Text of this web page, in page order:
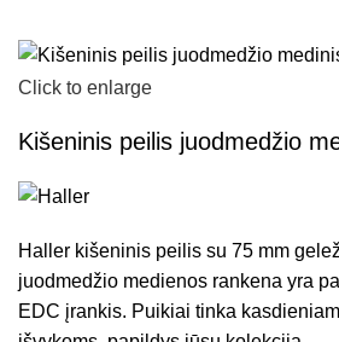
Click to enlarge
Kišeninis peilis juodmedžio
Haller kišeninis peilis su 75 mm
juodmedžio medienos rankena yra
EDC įrankis. Puikiai tinka